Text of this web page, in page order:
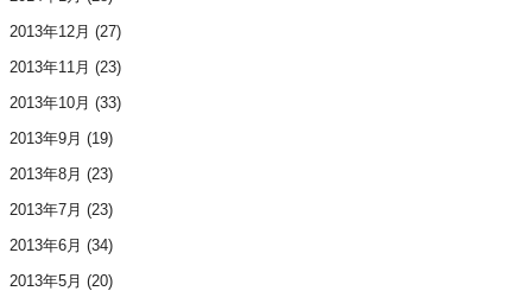
2013年12月 (27)
2013年11月 (23)
2013年10月 (33)
2013年9月 (19)
2013年8月 (23)
2013年7月 (23)
2013年6月 (34)
2013年5月 (20)